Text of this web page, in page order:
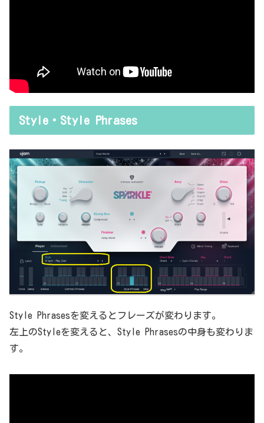
Style・Style Phrases
Style Phrasesを変えるとフレーズが変わります。
左上のStyleを変えると、Style Phrasesの中身も変わりま
す。